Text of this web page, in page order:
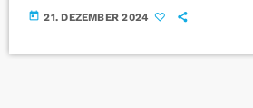
today 21. DEZEMBER 2024